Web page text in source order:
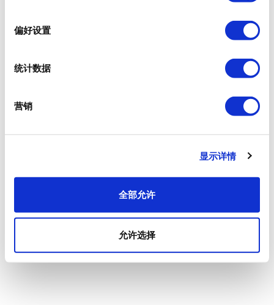
偏好设置
统计数据
营销
显示详情
全部允许
允许选择